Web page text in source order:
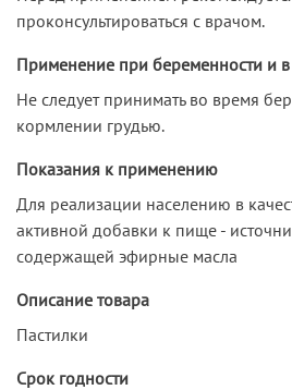
проконсультироваться с врачом.
Применение при беременности и
Не следует принимать во время
кормлении грудью.
Показания к применению
Для реализации населению в
активной добавки к пище -
содержащей эфирные масла
Описание товара
Пастилки
Срок годности